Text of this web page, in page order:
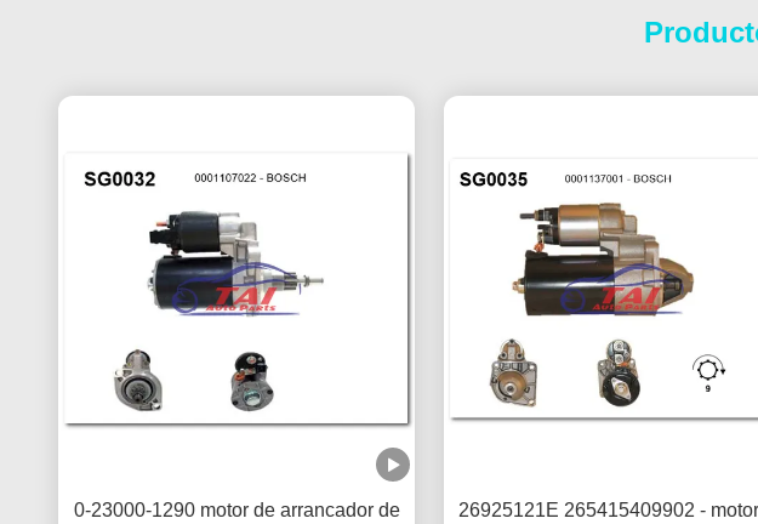
0-23000-1290 motor de arrancador de
26925121E 265415409902 -